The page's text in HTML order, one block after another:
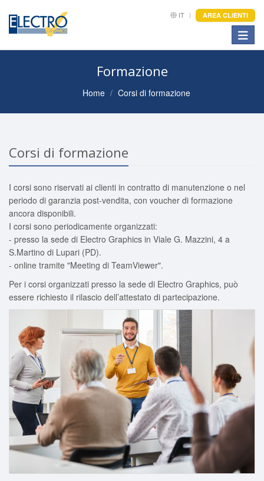
IT AREA CLIENTI
Formazione
Home Corsi di formazione
Corsi di formazione
I corsi sono riservati ai clienti in contratto di manutenzione o nel
periodo di garanzia post-vendita, con voucher di formazione
ancora disponibili.
I corsi sono periodicamente organizzati:
- presso la sede di Electro Graphics in Viale G. Mazzini, 4 a
S.Martino di Lupari (PD).
- online tramite "Meeting di TeamViewer".
Per i corsi organizzati presso la sede di Electro Graphics, può
essere richiesto il rilascio dell’attestato di partecipazione.